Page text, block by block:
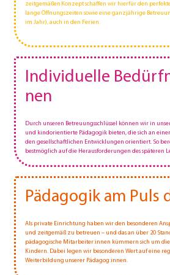
zeit­gemäßen Konzept schaffen wir hierfür den
lange Öffnungszeiten sowie eine ganzjährige
im Jahr), auch in den Ferien.
Indivi­duelle
nen
Durch unseren Betreuungsschlüssel können wir in
und kindorientierte Pädagogik bieten, die sich an
den gesell­schaftlichen Entwicklungen orientiert. So
bestmöglich auf die Herausforderungen des späteren
Pädagogik am Puls
Als private Einrichtung haben wir den besonderen
und zeitgemäß zu betreuen – und das an über 20
pädagogische Mitarbei­ter:innen kümmern sich um
Kindern. Dabei legen wir besonderen Wert auf eine
Weiterbildung unserer Päda­gog:innen.